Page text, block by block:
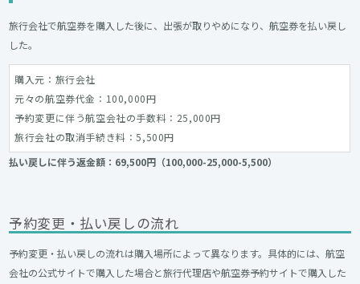
旅行会社で航空券を購入した後に、出張が取りやめになり、航空券を払い戻し
した。
購入元：旅行会社
元々の航空券代金：100,000円
予約変更に伴う航空会社の手数料：25,000円
旅行会社の取消手続き料：5,500円
払い戻しに伴う返金額：69,500円（100,000-25,000-5,500）
予約変更・払い戻しの流れ
予約変更・払い戻しの流れは購入場所によって異なります。具体的には、航空
会社の公式サイトで購入した場合と旅行代理店や航空券予約サイトで購入した